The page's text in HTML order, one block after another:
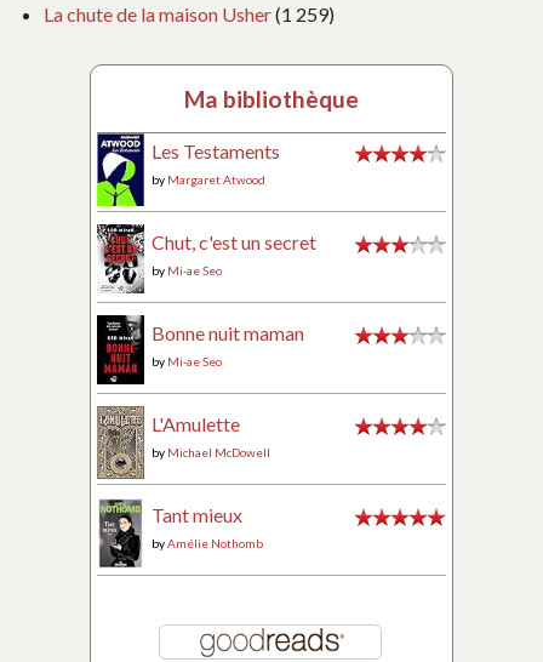
La chute de la maison Usher(1 259)
Ma bibliothèque
Les Testaments
by Margaret Atwood
Chut, c'est un secret
by Mi-ae Seo
Bonne nuit maman
by Mi-ae Seo
L'Amulette
by Michael McDowell
Tant mieux
byAmélie Nothomb